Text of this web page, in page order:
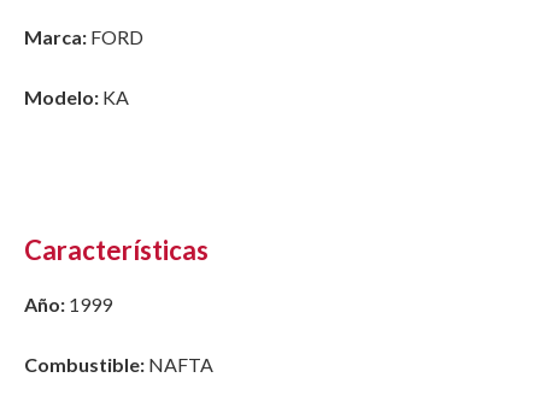
Marca: FORD
Modelo: KA
Características
Año: 1999
Combustible: NAFTA